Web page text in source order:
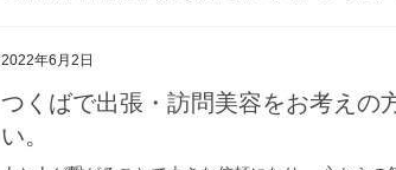
2022年6月2日
つくばで出張・訪問美容をお考えの
い。